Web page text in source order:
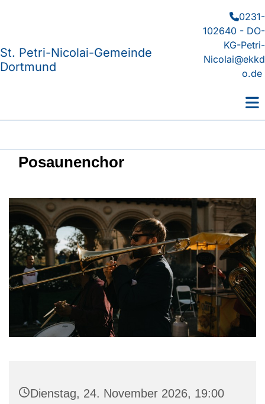
St. Petri-Nicolai-Gemeinde
Dortmund
0231-
102640 - DO-
KG-Petri-
Nicolai@ekkd
o.de
Posaunenchor
Dienstag, 24. November 2026, 19:00